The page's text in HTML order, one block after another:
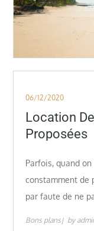
Posted
on
06/12/2020
Location
Proposées
Parfois, quand
constamment de
par faute de ne
Bons plans by